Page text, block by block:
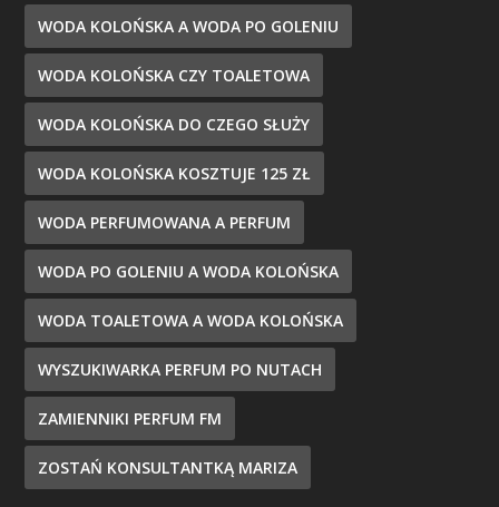
WODA KOLOŃSKA A WODA PO GOLENIU
WODA KOLOŃSKA CZY TOALETOWA
WODA KOLOŃSKA DO CZEGO SŁUŻY
WODA KOLOŃSKA KOSZTUJE 125 ZŁ
WODA PERFUMOWANA A PERFUM
WODA PO GOLENIU A WODA KOLOŃSKA
WODA TOALETOWA A WODA KOLOŃSKA
WYSZUKIWARKA PERFUM PO NUTACH
ZAMIENNIKI PERFUM FM
ZOSTAŃ KONSULTANTKĄ MARIZA